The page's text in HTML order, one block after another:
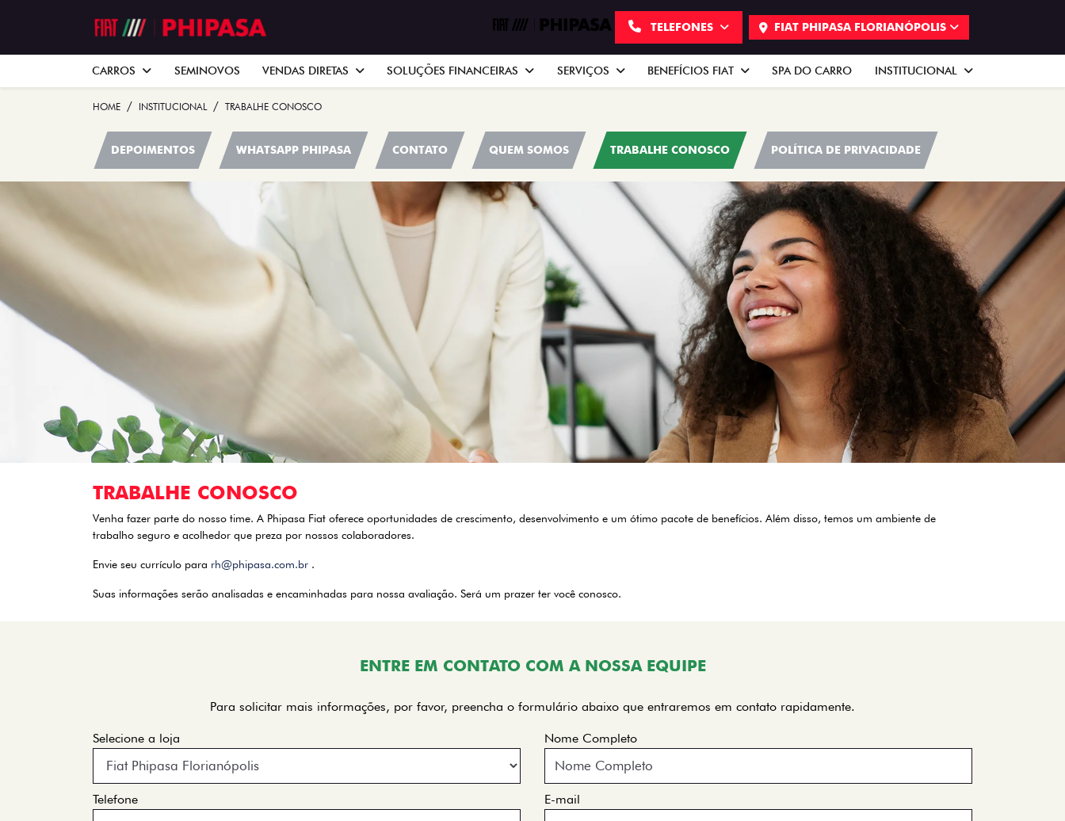
TELEFONES FIAT PHIPASA FLORIANÓPOLIS
CARROS SEMINOVOS VENDAS DIRETAS SOLUÇÕES FINANCEIRAS SERVIÇOS BENEFÍCIOS FIAT SPA DO CARRO INSTITUCIONAL
HOME INSTITUCIONAL TRABALHE CONOSCO
DEPOIMENTOS WHATSAPP PHIPASA CONTATO QUEM SOMOS TRABALHE CONOSCO POLÍTICA DE PRIVACIDADE
TRABALHE CONOSCO
Venha fazer parte do nosso time. A Phipasa Fiat oferece oportunidades de crescimento, desenvolvimento e um ótimo pacote de benefícios. Além disso, temos um ambiente de
trabalho seguro e acolhedor que preza por nossos colaboradores.
Envie seu currículo para rh@phipasa.com.br .
Suas informações serão analisadas e encaminhadas para nossa avaliação. Será um prazer ter você conosco.
ENTRE EM CONTATO COM A NOSSA EQUIPE
Para solicitar mais informações, por favor, preencha o formulário abaixo que entraremos em contato rapidamente.
Selecione a loja Nome Completo
Telefone E-mail